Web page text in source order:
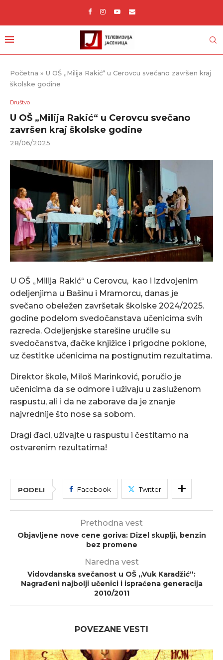
Početna » U OŠ „Milija Rakić“ u Cerovcu svečano završen kraj
školske godine
Društvo
U OŠ „Milija Rakić“ u Cerovcu svečano
završen kraj školske godine
28/06/2025
U OŠ „Milija Rakić“ u Cerovcu, kao i izdvojenim
odeljenjima u Bašinu i Mramorcu, danas je
svečano obeležen završetak školske 2024/2025.
godine podelom svedočanstava učenicima svih
razreda. Odeljenjske starešine uručile su
svedočanstva, đačke knjižice i prigodne poklone,
uz čestitke učenicima na postignutim rezultatima.
Direktor škole, Miloš Marinković, poručio je
učenicima da se odmore i uživaju u zasluženom
raspustu, ali i da ne zaborave da je znanje
najvrednije što nose sa sobom.
Dragi đaci, uživajte u raspustu i čestitamo na
ostvarenim rezultatima!
PODELI Facebook Twitter
Prethodna vest
Objavljene nove cene goriva: Dizel skuplji, benzin
bez promene
Naredna vest
Vidovdanska svečanost u OŠ „Vuk Karadžić“:
Nagrađeni najbolji učenici i ispraćena generacija
2010/2011
POVEZANE VESTI